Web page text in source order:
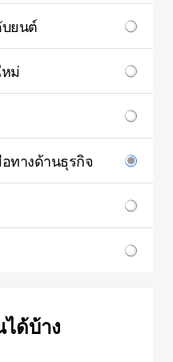
ยนต์
ม่
ทางด้านธุรกิจ
ด้บ้าง